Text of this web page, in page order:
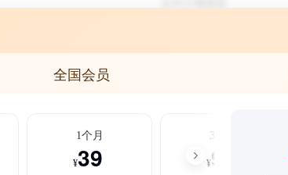
全国会员
1个月
¥39
3个月
¥99